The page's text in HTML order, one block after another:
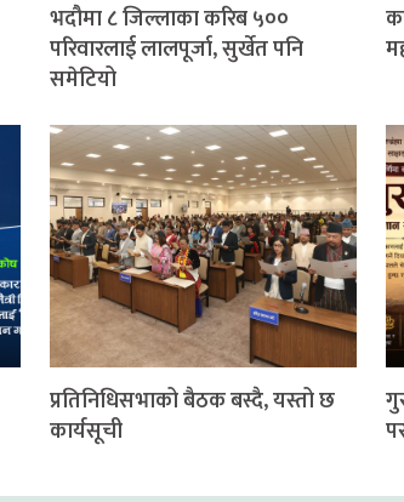
भदौमा ८ जिल्लाका करिब ५००
परिवारलाई लालपूर्जा, सुर्खेत पनि
समेटियो
प्रतिनिधिसभाको बैठक बस्दै, यस्तो छ
कार्यसूची